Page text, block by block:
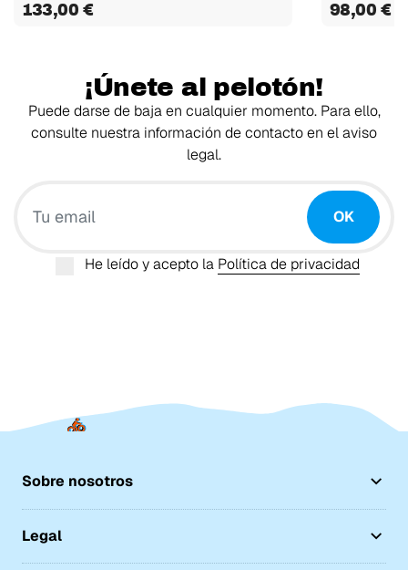
133,00 € 98,00 €
¡Únete al pelotón!
Puede darse de baja en cualquier momento. Para ello,
consulte nuestra información de contacto en el aviso
legal.
OK
He leído y acepto la Política de privacidad
Sobre nosotros
Legal